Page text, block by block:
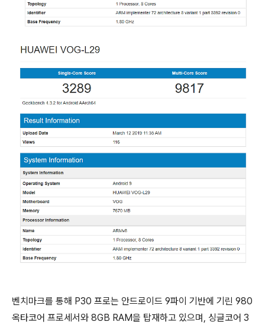
벤치마크를 통해 P30 프로는 안드로이드 9파이 기반에 기린 980
옥타코어 프로세서와 8GB RAM을 탑재하고 있으며, 싱글코어 3